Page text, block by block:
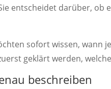
entscheidet darüber, ob
sofort wissen, wann
geklärt werden,
beschreiben